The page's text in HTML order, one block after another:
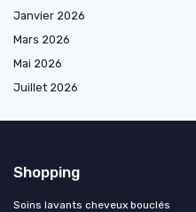
Janvier 2026
Mars 2026
Mai 2026
Juillet 2026
Shopping
Soins lavants cheveux bouclés